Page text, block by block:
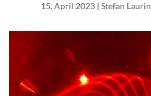
15. April 2023| Stefan Laurin